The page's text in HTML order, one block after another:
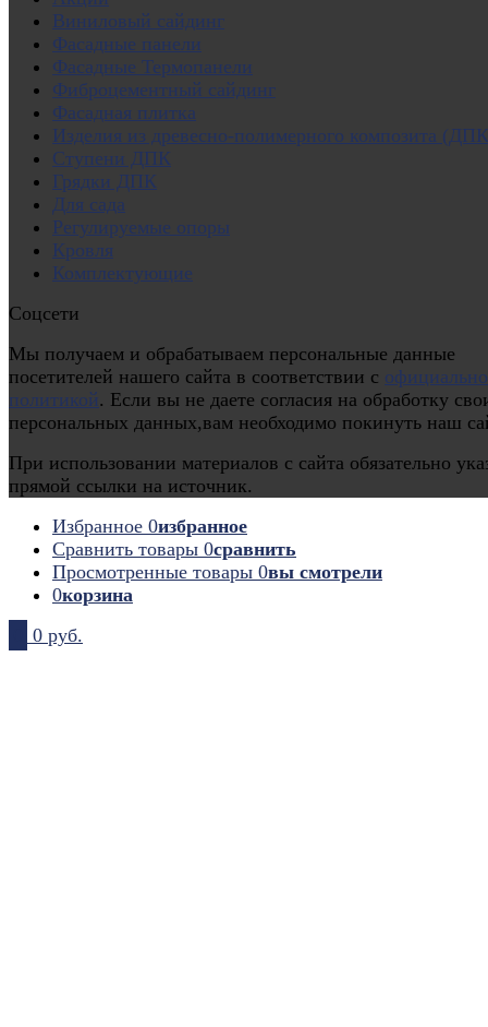
Виниловый сайдинг
Фасадные панели
Фасадные Термопанели
Фиброцементный сайдинг
Фасадная плитка
Изделия из древесно-полимерного композита
Ступени ДПК
Грядки ДПК
Для сада
Регулируемые опоры
Кровля
Комплектующие
Соцсети
Мы получаем и обрабатываем персональные данные
посетителей нашего сайта в соответствии с
политикой. Если вы не даете согласия на обработку
персональных данных,вам необходимо покинуть наш
При использовании материалов с сайта обязательно
прямой ссылки на источник.
Избранное 0избранное
Сравнить товары 0сравнить
Просмотренные товары 0вы смотрели
0корзина
0 руб.